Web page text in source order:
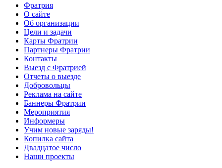
Фратрия
О сайте
Об организации
Цели и задачи
Карты Фратрии
Партнеры Фратрии
Контакты
Выезд с Фратрией
Отчеты о выезде
Добровольцы
Реклама на сайте
Баннеры Фратрии
Мероприятия
Информеры
Учим новые заряды!
Копилка сайта
Двадцатое число
Наши проекты